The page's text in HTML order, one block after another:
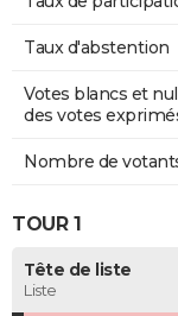
Taux d'abstention
Votes blancs et
des votes
Nombre de
TOUR 1
Tête de liste
Liste